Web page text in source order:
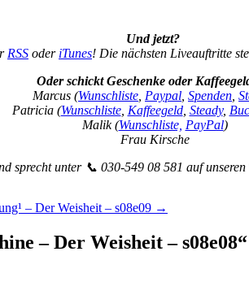
Und jetzt?
RSS oder iTunes! Die nächsten Liveauftritte
Oder schickt Geschenke oder
Marcus (Wunschliste Paypal Spenden
Patricia (Wunschliste, Kaffeegeld, Steady,
Malik (Wunschliste, PayPal)
Frau Kirsche
sprecht unter 📞 030-549 08 581 auf unseren
– Der Weisheit – s08e09 →
– Der Weisheit – s08e08“